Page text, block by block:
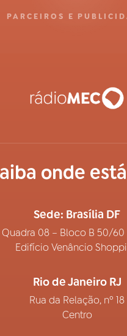
PARCEIROS E
onde
Sede: Brasília DF
Quadra 08 – Bloco B 50/60
Edifício Venâncio
Rio de Janeiro RJ
Rua da Relação, nº 18
Centro